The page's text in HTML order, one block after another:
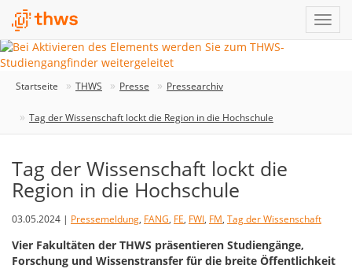
Startseite THWS Presse Pressearchiv
Tag der Wissenschaft lockt die Region in die Hochschule
Tag der Wissenschaft lockt die
Region in die Hochschule
03.05.2024 | Pressemeldung, FANG, FE, FWI, FM, Tag der Wissenschaft
Vier Fakultäten der THWS präsentieren Studiengänge,
Forschung und Wissenstransfer für die breite Öffentlichkeit